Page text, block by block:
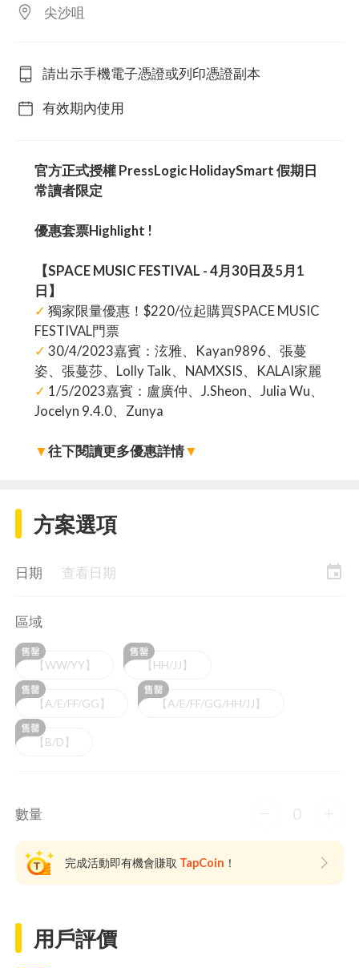
尖沙咀
請出示手機電子憑證或列印憑證副本
有效期內使用
官方正式授權 PressLogic HolidaySmart 假期日
常讀者限定
優惠套票Highlight !
【SPACE MUSIC FESTIVAL - 4月30日及5月1
日】
✓ 獨家限量優惠！$220/位起購買SPACE MUSIC
FESTIVAL門票
✓ 30/4/2023嘉賓：泫雅、Kayan9896、張蔓
姿、張蔓莎、Lolly Talk、NAMXSIS、KALAI家麗
✓ 1/5/2023嘉賓：盧廣仲、J.Sheon、Julia Wu、
Jocelyn 9.4.0、Zunya
▼往下閱讀更多優惠詳情▼
方案選項
日期 查看日期 event
區域
【WW/YY】 【HH/JJ】
【A/E/FF/GG】 【A/E/FF/GG/HH/JJ】
【B/D】
數量 0
完成活動即有機會賺取 TapCoin ！
用戶評價